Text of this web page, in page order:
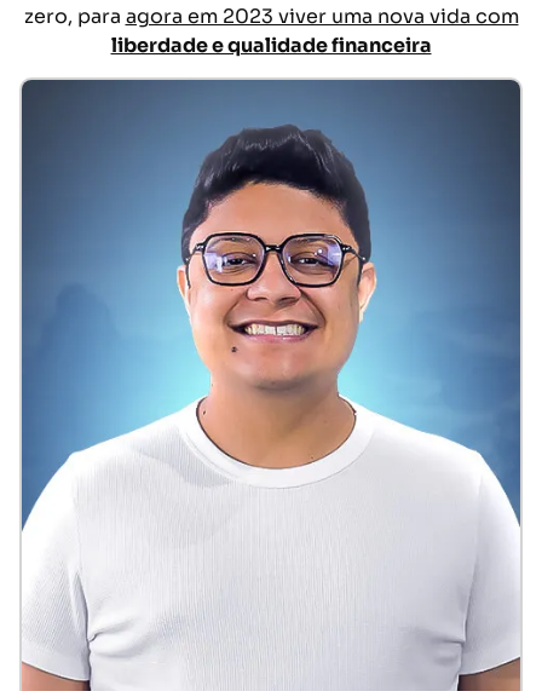
zero, para agora em 2023 viver uma nova vida com
liberdade e qualidade financeira